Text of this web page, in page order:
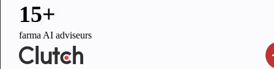
15+
farma AI adviseurs